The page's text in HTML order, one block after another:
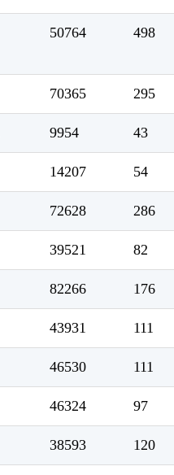
50764 498
70365 295
9954 43
14207 54
72628 286
39521 82
82266 176
43931 111
46530 111
46324 97
38593 120